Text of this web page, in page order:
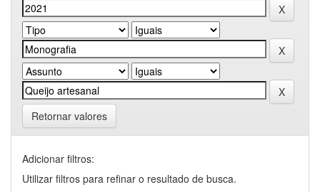
Retornar valores
Adicionar filtros:
Utilizar filtros para refinar o resultado de busca.